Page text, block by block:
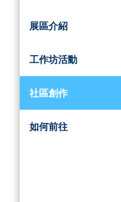
展區介紹
工作坊活動
社區創作
如何前往